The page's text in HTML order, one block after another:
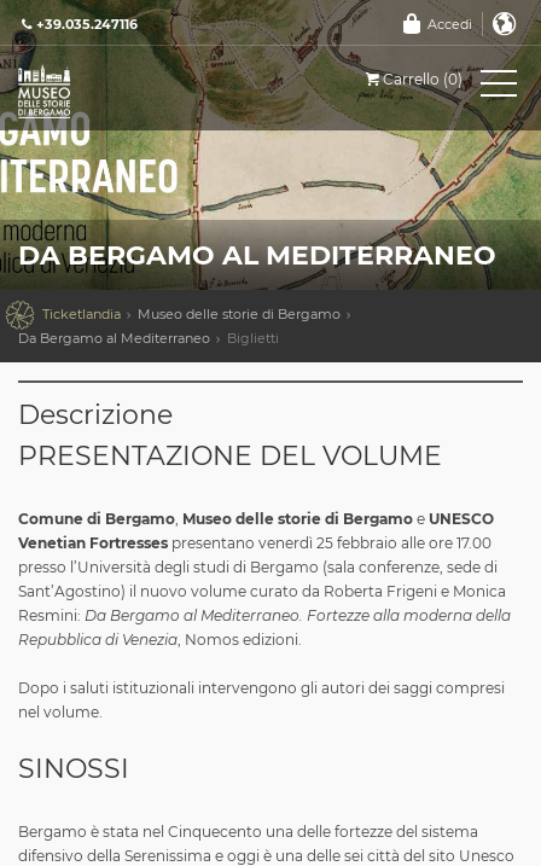
+39.035.247116 Accedi
Carrello (0)
DA BERGAMO AL MEDITERRANEO
 Ticketlandia
Museo delle storie di Bergamo
Da Bergamo al Mediterraneo
Biglietti
Descrizione
PRESENTAZIONE DEL VOLUME
Comune di Bergamo, Museo delle storie di Bergamo e UNESCO
Venetian Fortresses presentano venerdì 25 febbraio alle ore 17.00
presso l’Università degli studi di Bergamo (sala conferenze, sede di
Sant’Agostino) il nuovo volume curato da Roberta Frigeni e Monica
Resmini: Da Bergamo al Mediterraneo. Fortezze alla moderna della
Repubblica di Venezia, Nomos edizioni.
Dopo i saluti istituzionali intervengono gli autori dei saggi compresi
nel volume.
SINOSSI
Bergamo è stata nel Cinquecento una delle fortezze del sistema
difensivo della Serenissima e oggi è una delle sei città del sito Unesco